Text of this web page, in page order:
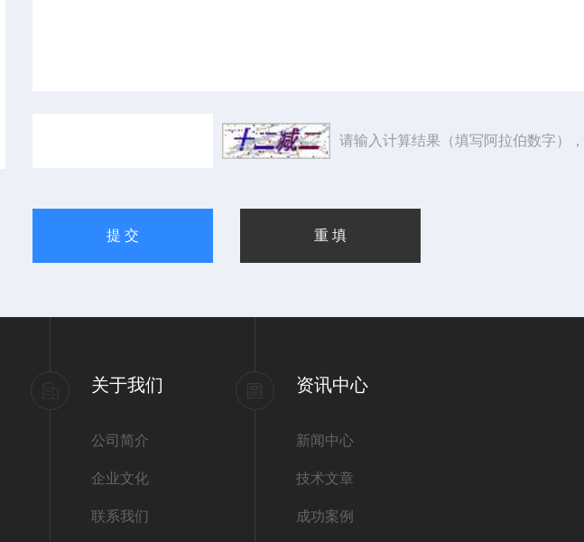
请输入计算结果（填写阿拉伯数字）
关于我们
公司简介
企业文化
联系我们
资讯中心
新闻中心
技术文章
成功案例